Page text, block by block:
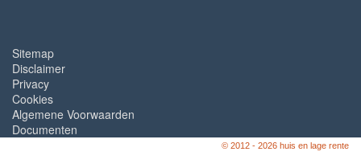
Sitemap
Disclaimer
Privacy
Cookies
Algemene Voorwaarden
Documenten
© 2012 - 2026 huis en lage rente